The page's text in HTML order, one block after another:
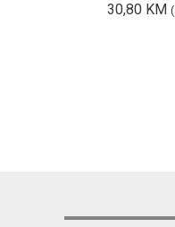
30,80 KM